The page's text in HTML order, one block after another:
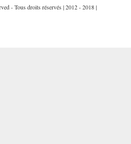
- Tous droits réservés | 2012 - 2018 |